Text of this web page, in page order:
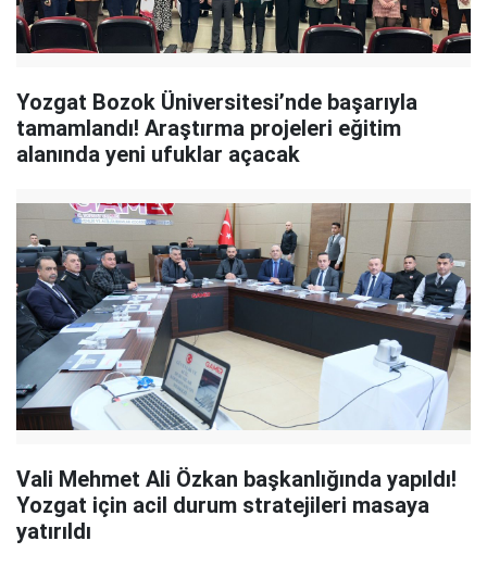
Yozgat Bozok Üniversitesi’nde başarıyla
tamamlandı! Araştırma projeleri eğitim
alanında yeni ufuklar açacak
Vali Mehmet Ali Özkan başkanlığında yapıldı!
Yozgat için acil durum stratejileri masaya
yatırıldı